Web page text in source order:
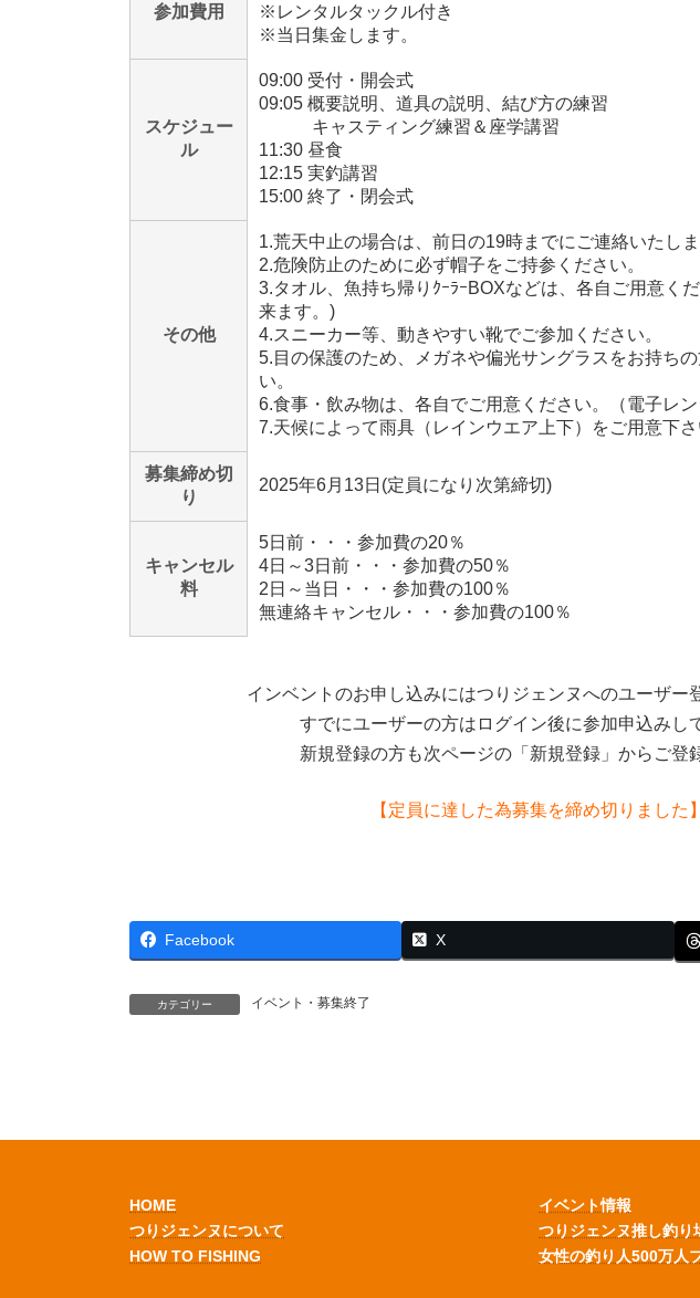
参加費用
※レンタルタックル付き
※当日集金します。
スケジュー
ル
09:00 受付・開会式
09:05 概要説明、道具の説明、結び方の練習
キャスティング練習＆座学講習
11:30 昼食
12:15 実釣講習
15:00 終了・閉会式
その他
1.荒天中止の場合は、前日の19時までにご連絡いたしま
2.危険防止のために必ず帽子をご持参ください。
3.タオル、魚持ち帰りｸｰﾗｰBOXなどは、各自ご用意く
来ます。)
4.スニーカー等、動きやすい靴でご参加ください。
5.目の保護のため、メガネや偏光サングラスをお持ち
い。
6.食事・飲み物は、各自でご用意ください。（電子レン
7.天候によって雨具（レインウエア上下）をご用意下さ
募集締め切
り
2025年6月13日(定員になり次第締切)
キャンセル
料
5日前・・・参加費の20％
4日～3日前・・・参加費の50％
2日～当日・・・参加費の100％
無連絡キャンセル・・・参加費の100％
インベントのお申し込みにはつりジェンヌへのユーザー
すでにユーザーの方はログイン後に参加申込みし
新規登録の方も次ページの「新規登録」からご登
【定員に達した為募集を締め切りました】
Facebook X
カテゴリー イベント・募集終了
HOME
つりジェンヌについて
HOW TO FISHING
イベント情報
つりジェンヌ推し釣り
女性の釣り人500万人